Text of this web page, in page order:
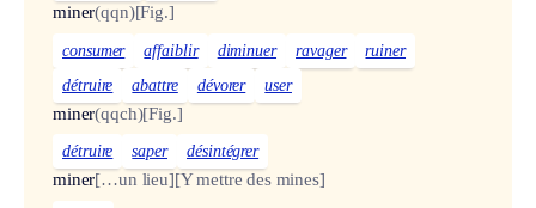
miner(qqn)[Fig.]
consumer affaiblir diminuer ravager
ruiner
détruire
abattre dévorer user
miner(qqch)[Fig.]
détruire saper désintégrer
miner[…un lieu][Y mettre des mines]